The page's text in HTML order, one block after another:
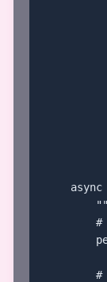
async
#
#